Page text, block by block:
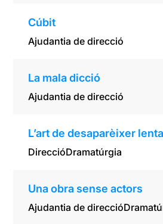
Cúbit
Ajudantia de direcció
La mala dicció
Ajudantia de direcció
L’art de desaparèixer
DireccióDramatúrgia
Una obra sense actors
Ajudantia de direcció